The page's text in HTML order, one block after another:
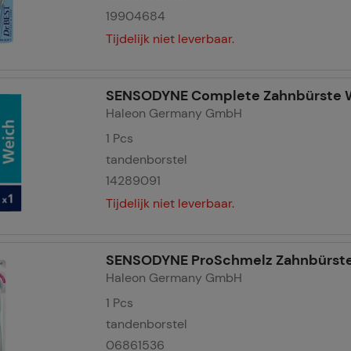
die wij kunnen gebruiken om onze website verder voor u
website maar ook de reclame op sites van derden zo
19904684
Tijdelijk niet leverbaar.
SENSODYNE Complete Zahnbürste
Haleon Germany GmbH
1 Pcs
tandenborstel
14289091
Tijdelijk niet leverbaar.
SENSODYNE ProSchmelz
Haleon Germany GmbH
1 Pcs
tandenborstel
06861536